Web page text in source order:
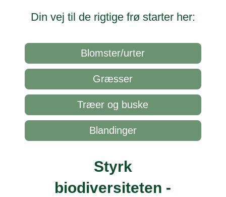
Din vej til de rigtige frø starter her:
Blomster/urter
Græsser
Træer og buske
Blandinger
Styrk
biodiversiteten -